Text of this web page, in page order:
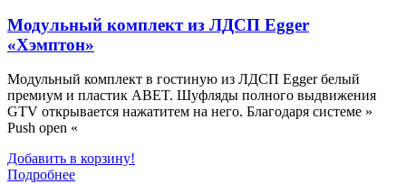
Модульный комплект из ЛДСП Egger
«Хэмптон»
Модульный комплект в гостиную из ЛДСП Egger белый
премиум и пластик ABET. Шуфляды полного выдвижения
GTV открывается нажатитем на него. Благодаря системе »
Push open «
Добавить в корзину!
Подробнее